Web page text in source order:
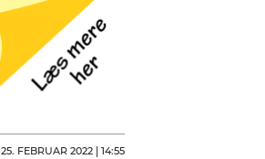
25. FEBRUAR 2022 | 14:55